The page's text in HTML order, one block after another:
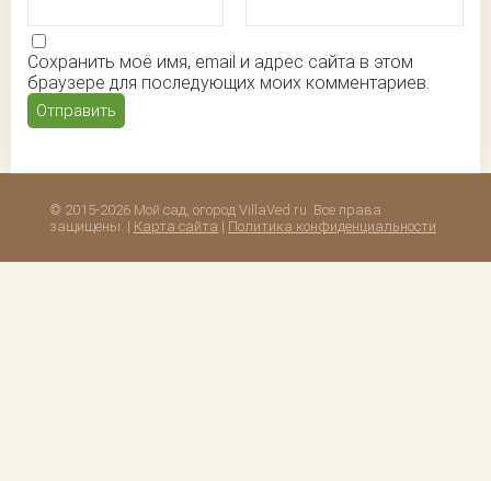
Сохранить моё имя, email и адрес сайта в этом
браузере для последующих моих комментариев.
© 2015-2026 Мой сад, огород VillaVed.ru. Все права
защищены. | Карта сайта | Политика конфиденциальности